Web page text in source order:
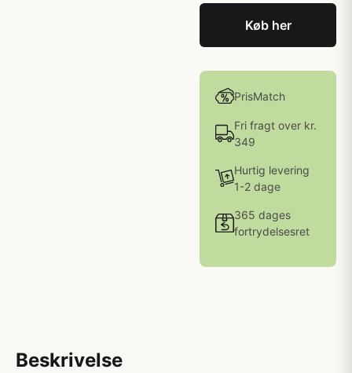
Køb her
PrisMatch
Fri fragt over kr.
349
Hurtig levering
1-2 dage
365 dages
fortrydelsesret
Beskrivelse